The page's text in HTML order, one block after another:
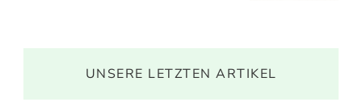
UNSERE LETZTEN ARTIKEL